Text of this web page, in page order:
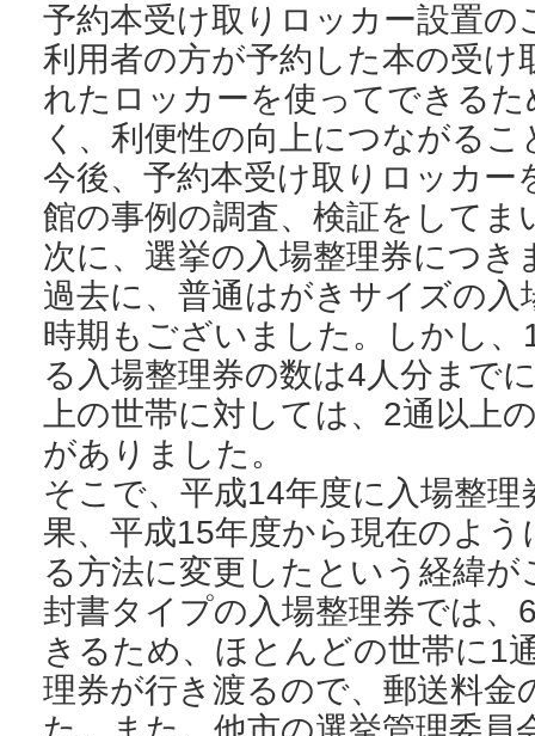
予約本受け取りロッカー設置
利用者の方が予約した本の受け
れたロッカーを使ってできる
く、利便性の向上につながる
今後、予約本受け取りロッカー
館の事例の調査、検証をしてま
次に、選挙の入場整理券につ
過去に、普通はがきサイズの
時期もございました。しかし
る入場整理券の数は4人分まで
上の世帯に対しては、2通以上
がありました。
そこで、平成14年度に入場整
果、平成15年度から現在のよ
る方法に変更したという経緯が
封書タイプの入場整理券では、
きるため、ほとんどの世帯に1
理券が行き渡るので、郵送料金